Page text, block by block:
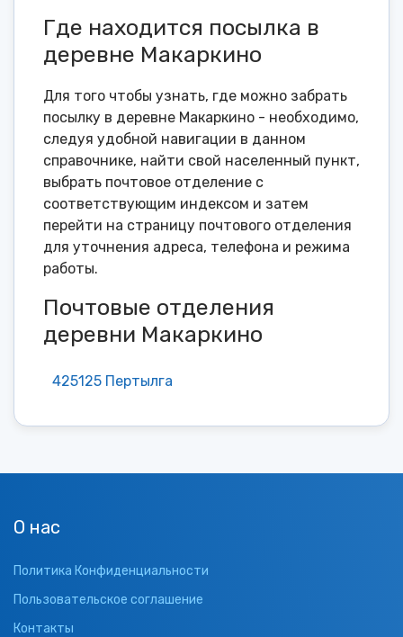
Где находится посылка в
деревне Макаркино
Для того чтобы узнать, где можно забрать
посылку в деревне Макаркино - необходимо,
следуя удобной навигации в данном
справочнике, найти свой населенный пункт,
выбрать почтовое отделение с
соответствующим индексом и затем
перейти на страницу почтового отделения
для уточнения адреса, телефона и режима
работы.
Почтовые отделения
деревни Макаркино
425125 Пертылга
О нас
Политика Конфиденциальности
Пользовательское соглашение
Контакты